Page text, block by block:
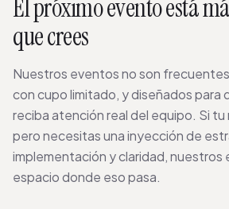
El próximo evento está
que crees
Nuestros eventos no son
con cupo limitado, y diseñados para
reciba atención real del equipo. Si
pero necesitas una inyección de
implementación y claridad, nuestros
espacio donde eso pasa.